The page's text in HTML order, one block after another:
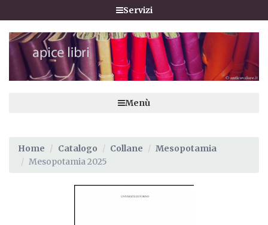
Servizi
Menù
Home Catalogo Collane
Mesopotamia
Mesopotamia 2025